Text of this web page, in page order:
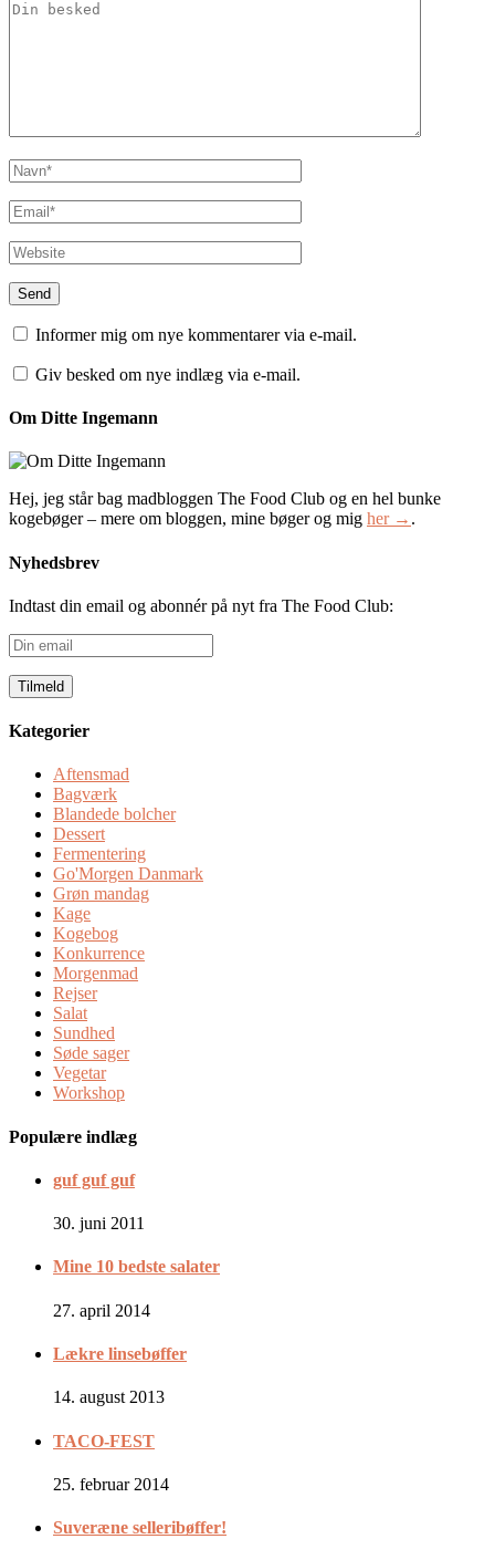
Informer mig om nye kommentarer via e-mail.
Giv besked om nye indlæg via e-mail.
Om Ditte Ingemann
Hej, jeg står bag madbloggen The Food Club og en hel bunke
kogebøger – mere om bloggen, mine bøger og mig her → .
Nyhedsbrev
Indtast din email og abonnér på nyt fra The Food Club:
Din
email
Kategorier
Aftensmad
Bagværk
Blandede bolcher
Dessert
Fermentering
Go'Morgen Danmark
Grøn mandag
Kage
Kogebog
Konkurrence
Morgenmad
Rejser
Salat
Sundhed
Søde sager
Vegetar
Workshop
Populære indlæg
guf guf guf
30. juni 2011
Mine 10 bedste salater
27. april 2014
Lækre linsebøffer
14. august 2013
TACO-FEST
25. februar 2014
Suveræne selleribøffer!